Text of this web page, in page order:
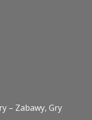
– Zabawy, Gry